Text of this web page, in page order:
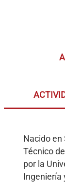
Nacido
Técnico
por la